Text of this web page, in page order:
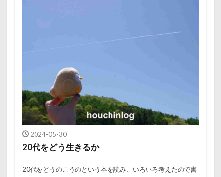
2024-05-30
20代をどう生きるか
20代をどうのこうのという本を読み、いろいろ考えたので書